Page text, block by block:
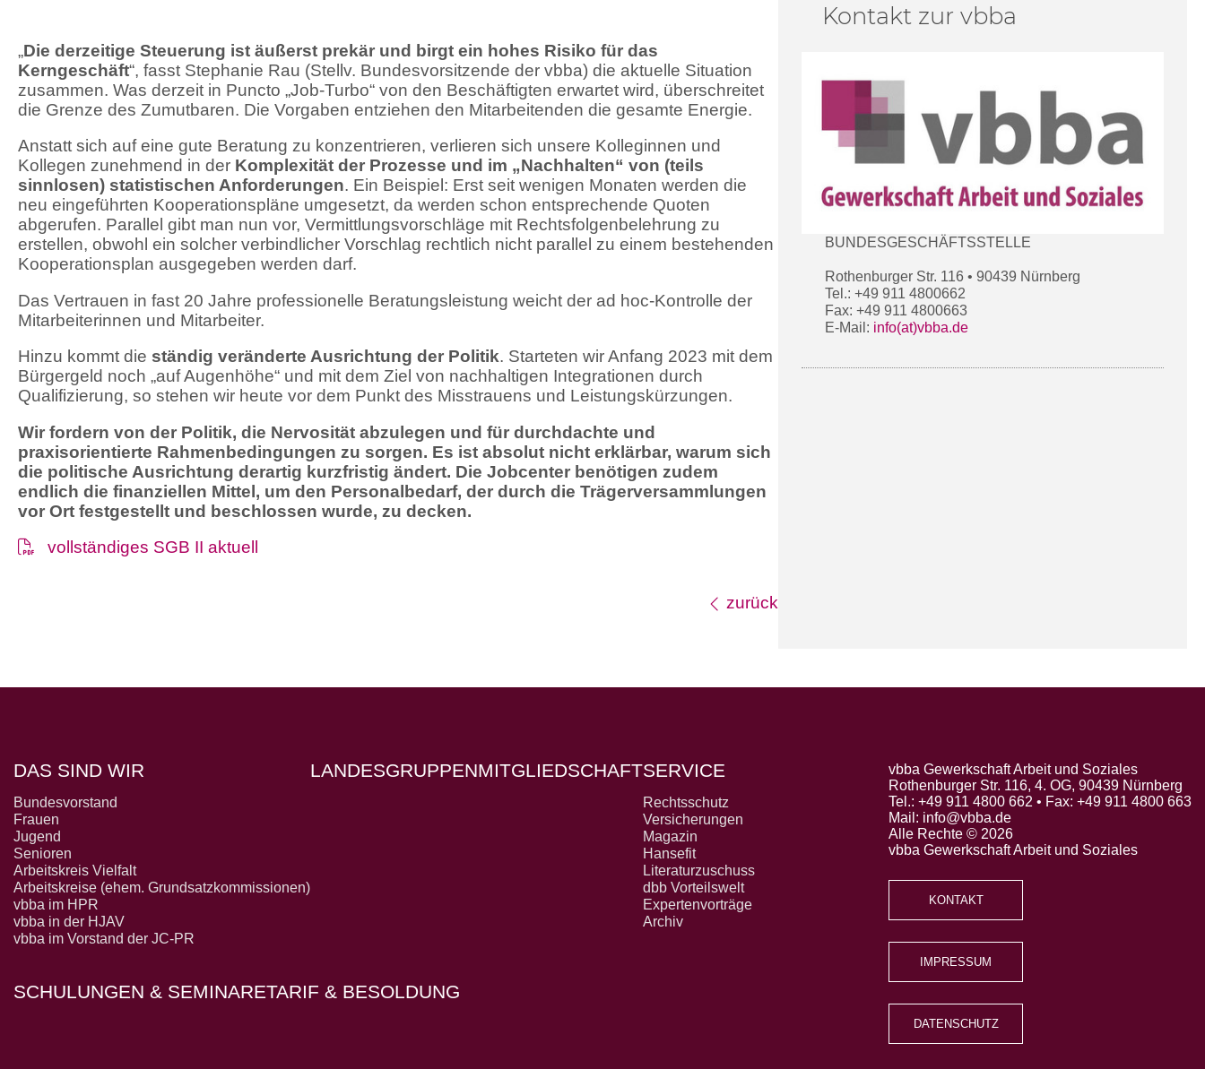
„Die derzeitige Steuerung ist äußerst prekär und birgt ein hohes Risiko für das
Kerngeschäft“, fasst Stephanie Rau (Stellv. Bundesvorsitzende der vbba) die aktuelle Situation
zusammen. Was derzeit in Puncto „Job-Turbo“ von den Beschäftigten erwartet wird, überschreitet
die Grenze des Zumutbaren. Die Vorgaben entziehen den Mitarbeitenden die gesamte Energie.
Anstatt sich auf eine gute Beratung zu konzentrieren, verlieren sich unsere Kolleginnen und
Kollegen zunehmend in der Komplexität der Prozesse und im „Nachhalten“ von (teils
sinnlosen) statistischen Anforderungen. Ein Beispiel: Erst seit wenigen Monaten werden die
neu eingeführten Kooperationspläne umgesetzt, da werden schon entsprechende Quoten
abgerufen. Parallel gibt man nun vor, Vermittlungsvorschläge mit Rechtsfolgenbelehrung zu
erstellen, obwohl ein solcher verbindlicher Vorschlag rechtlich nicht parallel zu einem bestehenden
Kooperationsplan ausgegeben werden darf.
Das Vertrauen in fast 20 Jahre professionelle Beratungsleistung weicht der ad hoc-Kontrolle der
Mitarbeiterinnen und Mitarbeiter.
Hinzu kommt die ständig veränderte Ausrichtung der Politik. Starteten wir Anfang 2023 mit dem
Bürgergeld noch „auf Augenhöhe“ und mit dem Ziel von nachhaltigen Integrationen durch
Qualifizierung, so stehen wir heute vor dem Punkt des Misstrauens und Leistungskürzungen.
Wir fordern von der Politik, die Nervosität abzulegen und für durchdachte und
praxisorientierte Rahmenbedingungen zu sorgen. Es ist absolut nicht erklärbar, warum sich
die politische Ausrichtung derartig kurzfristig ändert. Die Jobcenter benötigen zudem
endlich die finanziellen Mittel, um den Personalbedarf, der durch die Trägerversammlungen
vor Ort festgestellt und beschlossen wurde, zu decken.
vollständiges SGB II aktuell
zurück
Kontakt zur vbba
BUNDESGESCHÄFTSSTELLE
Rothenburger Str. 116 • 90439 Nürnberg
Tel.: +49 911 4800662
Fax: +49 911 4800663
E-Mail: info(at)vbba.de
DAS SIND WIR
Bundesvorstand
Frauen
Jugend
Senioren
Arbeitskreis Vielfalt
Arbeitskreise (ehem. Grundsatzkommissionen)
vbba im HPR
vbba in der HJAV
vbba im Vorstand der JC-PR
LANDESGRUPPENMITGLIEDSCHAFTSERVICE
Rechtsschutz
Versicherungen
Magazin
Hansefit
Literaturzuschuss
dbb Vorteilswelt
Expertenvorträge
Archiv
SCHULUNGEN & SEMINARETARIF & BESOLDUNG
vbba Gewerkschaft Arbeit und Soziales
Rothenburger Str. 116, 4. OG, 90439 Nürnberg
Tel.: +49 911 4800 662 • Fax: +49 911 4800 663
Mail: info@vbba.de
Alle Rechte © 2026
vbba Gewerkschaft Arbeit und Soziales
KONTAKT
IMPRESSUM
DATENSCHUTZ